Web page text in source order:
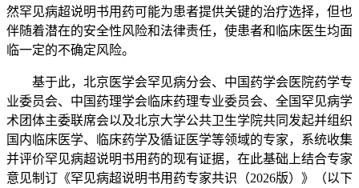
然罕见病超说明书用药可能为患者提供关键的治疗选择，但也
伴随着潜在的安全性风险和法律责任，使患者和临床医生均面
临一定的不确定风险。
基于此，北京医学会罕见病分会、中国药学会医院药学专
业委员会、中国药理学会临床药理专业委员会、全国罕见病学
术团体主委联席会以及北京大学公共卫生学院共同发起并组织
国内临床医学、临床药学及循证医学等领域的专家，系统收集
并评价罕见病超说明书用药的现有证据，在此基础上结合专家
意见制订《罕见病超说明书用药专家共识（2026版）》（以下